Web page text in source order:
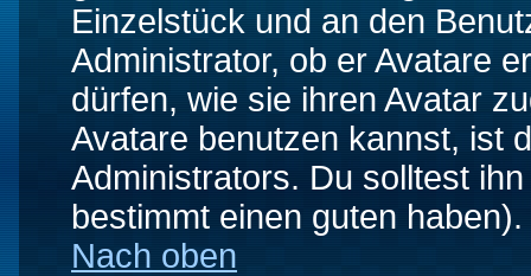
Einzelstück und an den
Administrator, ob er Avatare
dürfen, wie sie ihren Avatar
Avatare benutzen kannst, ist
Administrators. Du solltest
bestimmt einen guten haben).
Nach oben